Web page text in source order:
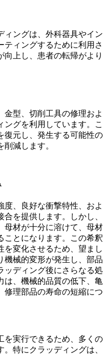
ィングは、外科器具やイン
ティングするために利用さ
上し、患者の転帰がより
金型、切削工具の修理およ
ングを利用しています。こ
復元し、発生する可能性の
減します。
度、良好な衝撃特性、およ
を提供します。しかし、
母材が十分に溶けて、母材
ことになります。この希釈
を変化させるため、望まし
機械的変形が発生し、部品
ッディング後にさらなる処
は、機械的品質の低下、亀
修理部品の寿命の短縮につ
を実行できるため、多くの
特にクラッディングは、